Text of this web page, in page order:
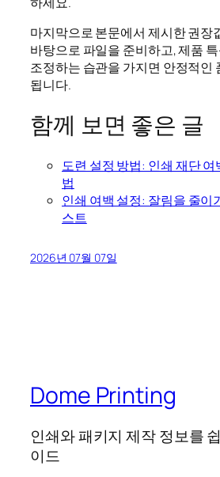
마지막으로 본문에서 제시한 권장
바탕으로 파일을 준비하고, 제품
조정하는 습관을 가지면 안정적인
됩니다.
함께 보면 좋은 글
도련 설정 방법: 인쇄 재단
법
인쇄 여백 설정: 잘림을 줄이
스트
2026년 07월 07일
Dome Printing
인쇄와 패키지 제작 정보를
이드